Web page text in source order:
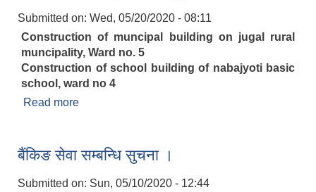
Submitted on: Wed, 05/20/2020 - 08:11
Construction of muncipal building on jugal rural
muncipality, Ward no. 5
Construction of school building of nabajyoti basic
school, ward no 4
Read more
बैंकिङ सेवा सम्बन्धि सुचना ।
Submitted on: Sun, 05/10/2020 - 12:44